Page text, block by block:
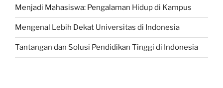
Menjadi Mahasiswa: Pengalaman Hidup di Kampus
Mengenal Lebih Dekat Universitas di Indonesia
Tantangan dan Solusi Pendidikan Tinggi di Indonesia